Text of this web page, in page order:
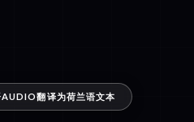
AUDIO翻译为荷兰语文本